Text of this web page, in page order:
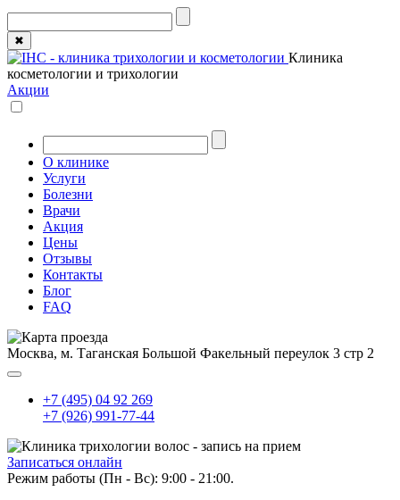
✖
Клиника
косметологии и трихологии
Акции
О клинике
Услуги
Болезни
Врачи
Акция
Цены
Отзывы
Контакты
Блог
FAQ
Москва, м. Таганская Большой Факельный переулок 3 стр 2
+7 (495) 04 92 269
+7 (926) 991-77-44
Записаться онлайн
Режим работы (Пн - Вс): 9:00 - 21:00.